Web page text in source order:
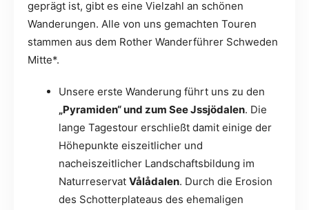
geprägt ist, gibt es eine Vielzahl an schönen
Wanderungen. Alle von uns gemachten Touren
stammen aus dem Rother Wanderführer Schweden
Mitte*.
Unsere erste Wanderung führt uns zu den
„Pyramiden“ und zum See Jssjödalen. Die
lange Tagestour erschließt damit einige der
Höhepunkte eiszeitlicher und
nacheiszeitlicher Landschaftsbildung im
Naturreservat Vålådalen. Durch die Erosion
des Schotterplateaus des ehemaligen